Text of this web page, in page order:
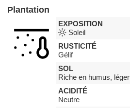
Plantation
EXPOSITION
Soleil
RUSTICITÉ
Gélif
SOL
Riche en humus, léger
ACIDITÉ
Neutre